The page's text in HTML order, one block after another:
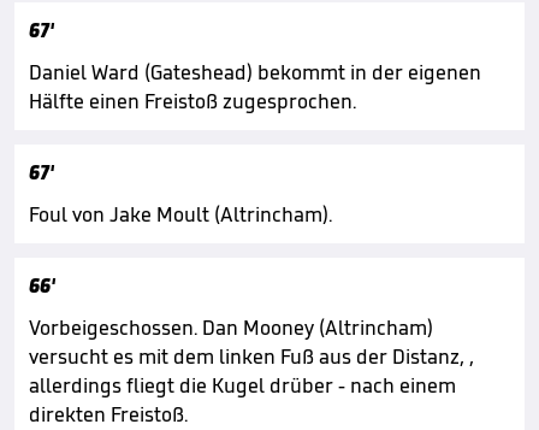
67'
Daniel Ward (Gateshead) bekommt in der eigenen
Hälfte einen Freistoß zugesprochen.
67'
Foul von Jake Moult (Altrincham).
66'
Vorbeigeschossen. Dan Mooney (Altrincham)
versucht es mit dem linken Fuß aus der Distanz, ,
allerdings fliegt die Kugel drüber - nach einem
direkten Freistoß.